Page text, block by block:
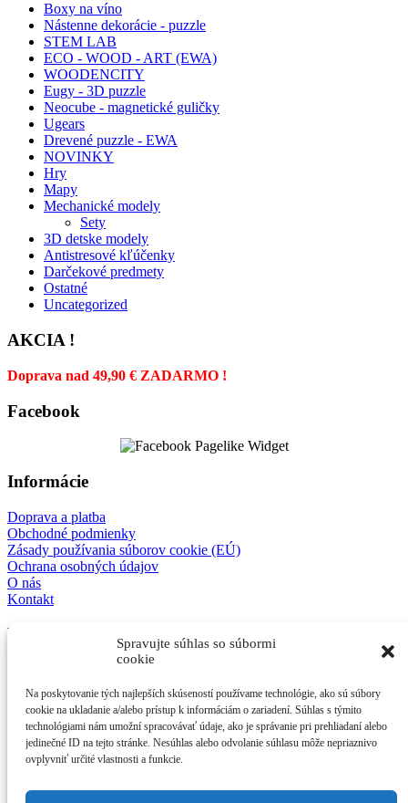
Spravujte súhlas so súbormi
cookie
Na poskytovanie tých najlepších skúseností používame technológie, ako sú súbory
cookie na ukladanie a/alebo prístup k informáciám o zariadení. Súhlas s týmito
technológiami nám umožní spracovávať údaje, ako je správanie pri prehliadaní alebo
jedinečné ID na tejto stránke. Nesúhlas alebo odvolanie súhlasu môže nepriaznivo
ovplyvniť určité vlastnosti a funkcie.
Boxy na víno
Nástenne dekorácie - puzzle
STEM LAB
ECO - WOOD - ART (EWA)
WOODENCITY
Eugy - 3D puzzle
Neocube - magnetické guličky
Ugears
Drevené puzzle - EWA
NOVINKY
Hry
Mapy
Mechanické modely
Sety
3D detske modely
Antistresové kľúčenky
Darčekové predmety
Ostatné
Uncategorized
AKCIA !
Doprava nad 49,90 € ZADARMO !
Facebook
Informácie
Doprava a platba
Obchodné podmienky
Zásady používania súborov cookie (EÚ)
Ochrana osobných údajov
O nás
Kontakt
E-shop
3D detske modely
Antistresové kľúčenky
Ostatné
Kontakt
afes s.r.o.